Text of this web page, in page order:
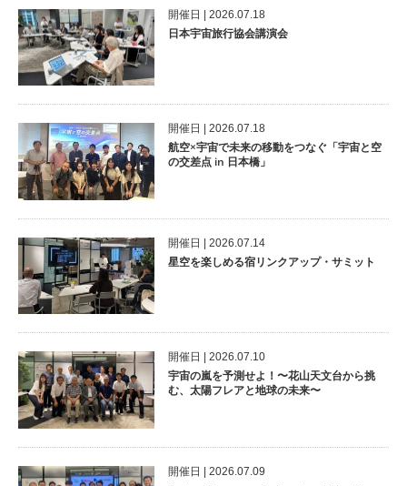
開催⽇ | 2026.07.18
日本宇宙旅行協会講演会
開催⽇ | 2026.07.18
航空×宇宙で未来の移動をつなぐ「宇宙と空
の交差点 in 日本橋」
開催⽇ | 2026.07.14
星空を楽しめる宿リンクアップ・サミット
開催⽇ | 2026.07.10
宇宙の嵐を予測せよ！〜花山天文台から挑
む、太陽フレアと地球の未来〜
開催⽇ | 2026.07.09